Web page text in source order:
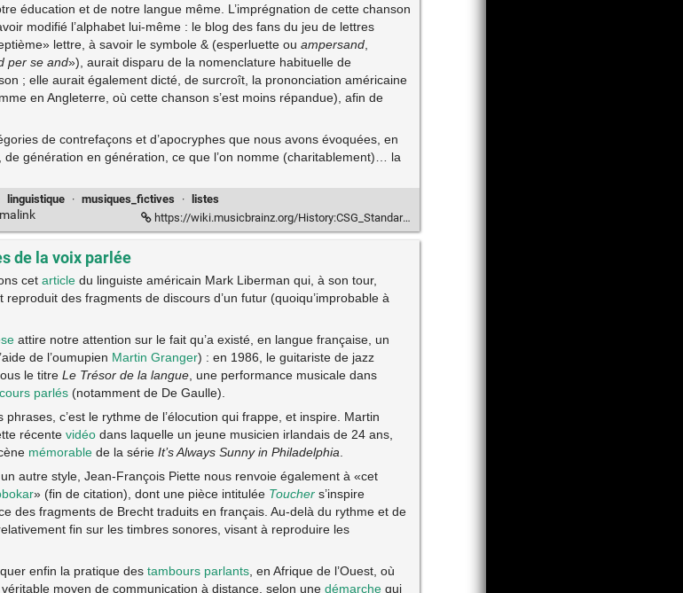
éducation et de notre langue même. L’imprégnation de cette chanson
modifié l’alphabet lui-même : le blog des fans du jeu de lettres
lettre, à savoir le symbole & (esperluette ou ampersand,
per se and»), aurait disparu de la nomenclature habituelle de
; elle aurait également dicté, de surcroît, la prononciation américaine
en Angleterre, où cette chanson s’est moins répandue), afin de
de contrefaçons et d’apocryphes que nous avons évoquées, en
génération en génération, ce que l’on nomme (charitablement)… la
linguistique · musiques_fictives · listes
https://wiki.musicbrainz.org/History:CSG_Standard/Mozart/Spurious
de la voix parlée
cet articledu linguiste américain Mark Liberman qui, à son tour,
des fragments de discours d’un futur (quoiqu’improbable à
attire notre attention sur le fait qu’a existé, en langue française, un
de l’oumupien Martin Granger) : en 1986, le guitariste de jazz
le titre Le Trésor de la langue, une performance musicale dans
parlés(notamment de De Gaulle).
c’est le rythme de l’élocution qui frappe, et inspire. Martin
récente vidéodans laquelle un jeune musicien irlandais de 24 ans,
mémorablede la série It’s Always Sunny in Philadelphia
autre style, Jean-François Piette nous renvoie également à «cet
» (fin de citation), dont une pièce intitulée Touchers’inspire
des fragments de Brecht traduits en français. Au-delà du rythme et de
fin sur les timbres sonores, visant à reproduire les
enfin la pratique des tambours parlants, en Afrique de l’Ouest, où
moyen de communication à distance, selon une démarchequi